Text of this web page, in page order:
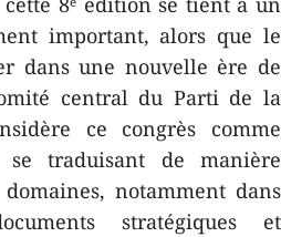
important, alors que le
dans une nouvelle ère de
central du Parti de la
ce congrès comme
traduisant de manière
notamment dans
stratégiques et